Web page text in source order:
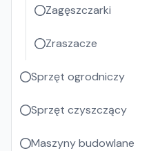
Zagęszczarki
Zraszacze
Sprzęt ogrodniczy
Sprzęt czyszczący
Maszyny budowlane